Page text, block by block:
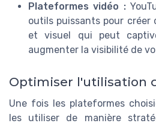
Plateformes vidéo :
outils puissants pour créer
et visuel qui peut
augmenter la visibilité de
Optimiser l'utilisation
Une fois les plateformes
les utiliser de manière